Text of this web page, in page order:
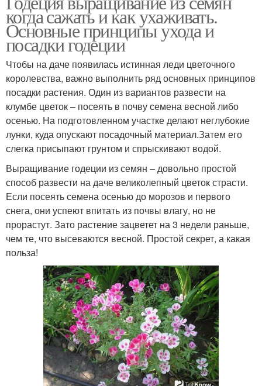
когда сажать и как ухаживать.
Основные принципы ухода и
посадки годеции
Чтобы на даче появилась истинная леди цветочного
королевства, важно выполнить ряд основных принципов
посадки растения. Один из вариантов развести на
клумбе цветок – посеять в почву семена весной либо
осенью. На подготовленном участке делают неглубокие
лунки, куда опускают посадочный материал.Затем его
слегка присыпают грунтом и спрыскивают водой.
Выращивание годеции из семян – довольно простой
способ развести на даче великолепный цветок страсти.
Если посеять семена осенью до морозов и первого
снега, они успеют впитать из почвы влагу, но не
прорастут. Зато растение зацветет на 3 недели раньше,
чем те, что высеваются весной. Простой секрет, а какая
польза!